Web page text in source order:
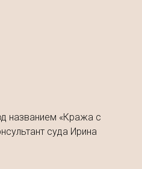
названием «Кража с
суда Ирина